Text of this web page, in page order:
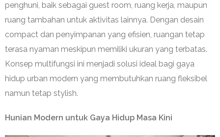
penghuni, baik sebagai guest room, ruang kerja, maupun
ruang tambahan untuk aktivitas lainnya. Dengan desain
compact dan penyimpanan yang efisien, ruangan tetap
terasa nyaman meskipun memiliki ukuran yang terbatas.
Konsep multifungsi ini menjadi solusi ideal bagi gaya
hidup urban modern yang membutuhkan ruang fleksibel
namun tetap stylish.
Hunian Modern untuk Gaya Hidup Masa Kini